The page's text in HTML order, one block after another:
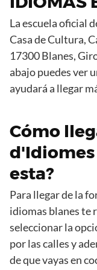
La escuela oficial
Casa de Cultura,
17300 Blanes,
abajo puedes ver
ayudará a llegar
Cómo
d'Idiomes
esta?
Para llegar de la
idiomas blanes te
seleccionar la
por las calles y
de que vayas en